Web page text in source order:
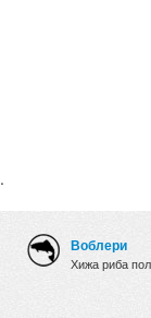
.
Воблери
Хижа риба